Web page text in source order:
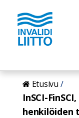
Hyppää
pääsisältöön
Etusivu
InSCI-
henkilöiden